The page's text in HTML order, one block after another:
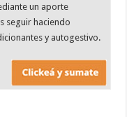
un aporte
seguir haciendo
y autogestivo.